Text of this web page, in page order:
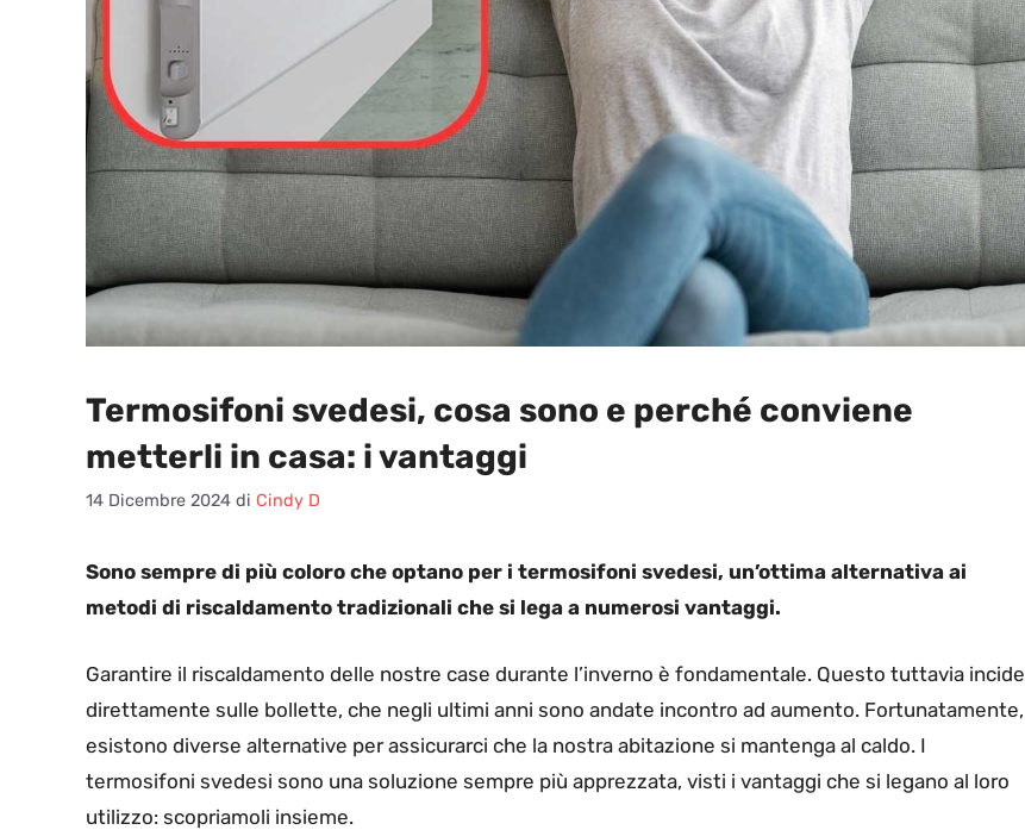
Termosifoni svedesi, cosa sono e perché conviene
metterli in casa: i vantaggi
14 Dicembre 2024 di Cindy D
Sono sempre di più coloro che optano per i termosifoni svedesi, un’ottima alternativa ai
metodi di riscaldamento tradizionali che si lega a numerosi vantaggi.
Garantire il riscaldamento delle nostre case durante l’inverno è fondamentale. Questo tuttavia incide
direttamente sulle bollette, che negli ultimi anni sono andate incontro ad aumento. Fortunatamente,
esistono diverse alternative per assicurarci che la nostra abitazione si mantenga al caldo. I
termosifoni svedesi sono una soluzione sempre più apprezzata, visti i vantaggi che si legano al loro
utilizzo: scopriamoli insieme.